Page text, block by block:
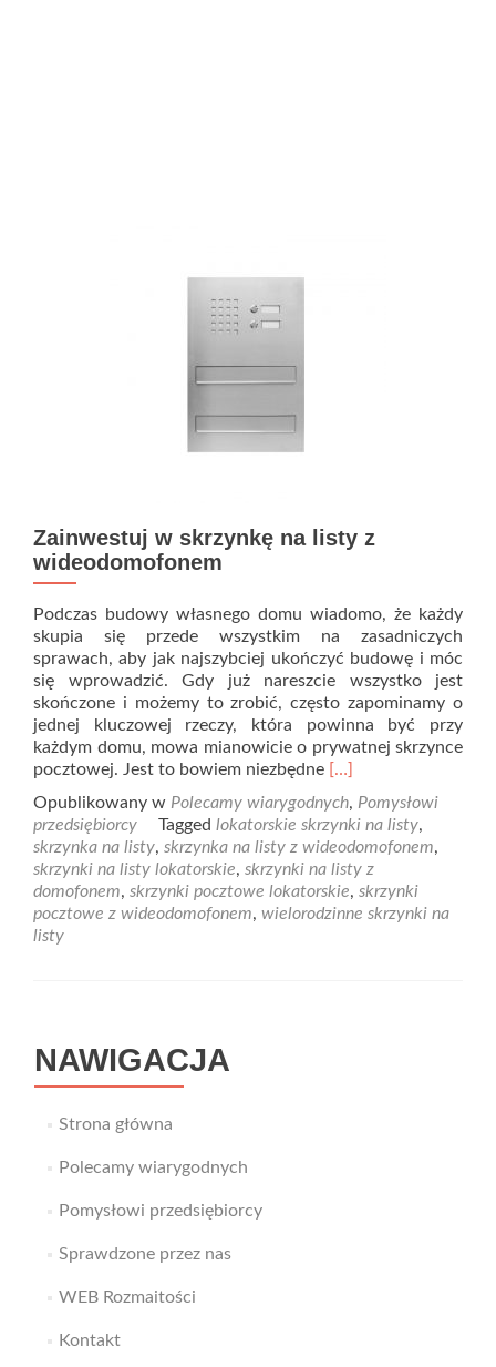
Zainwestuj w skrzynkę na listy z
wideodomofonem
Podczas budowy własnego domu wiadomo, że każdy
skupia się przede wszystkim na zasadniczych
sprawach, aby jak najszybciej ukończyć budowę i móc
się wprowadzić. Gdy już nareszcie wszystko jest
skończone i możemy to zrobić, często zapominamy o
jednej kluczowej rzeczy, która powinna być przy
każdym domu, mowa mianowicie o prywatnej skrzynce
pocztowej. Jest to bowiem niezbędne Read
about
Zainwestuj
w
skrzynkę
na
listy
[…]
Opublikowany w Polecamy wiarygodnych, Pomysłowi
przedsiębiorcy
Tagged lokatorskie skrzynki na listy,
skrzynka na listy, skrzynka na listy z wideodomofonem,
skrzynki na listy lokatorskie, skrzynki na listy z
domofonem, skrzynki pocztowe lokatorskie, skrzynki
pocztowe z wideodomofonem, wielorodzinne skrzynki na
listy
NAWIGACJA
Strona główna
Polecamy wiarygodnych
Pomysłowi przedsiębiorcy
Sprawdzone przez nas
WEB Rozmaitości
Kontakt